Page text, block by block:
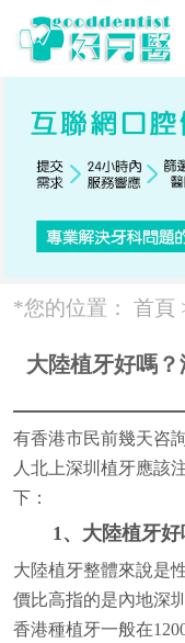
*您的位置： 首頁
大陸植牙好嗎
有香港市民前幾天咨
人北上深圳植牙應該
下：
1、大陸植牙好
大陸植牙整體來說是
價比高指的是內地深
香港種植牙一般在